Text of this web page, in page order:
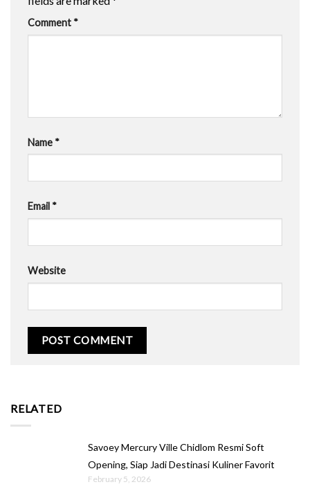
Comment *
Name *
Email *
Website
RELATED
Savoey Mercury Ville Chidlom Resmi Soft
Opening, Siap Jadi Destinasi Kuliner Favorit
February 5, 2026